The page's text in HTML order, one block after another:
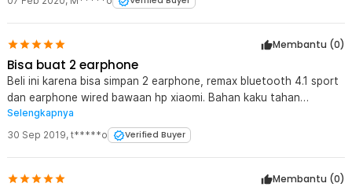
Membantu (0)
Bisa buat 2 earphone
Beli ini karena bisa simpan 2 earphone, remax bluetooth 4.1 sport
dan earphone wired bawaan hp xiaomi. Bahan kaku tahan
benturan, cuma resletingnya mudah2 an awet. Betul, gak ada
Selengkapnya
30 Sep 2019, t*****o Verified Buyer
Membantu (0)